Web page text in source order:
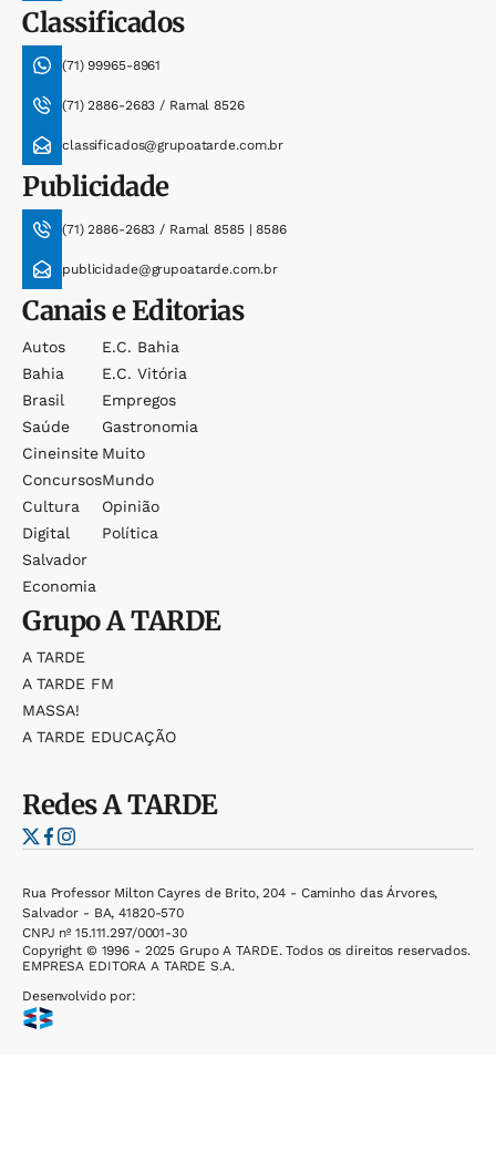
Classificados
(71) 99965-8961
(71) 2886-2683 / Ramal 8526
classificados@grupoatarde.com.br
Publicidade
(71) 2886-2683 / Ramal 8585 | 8586
publicidade@grupoatarde.com.br
Canais e Editorias
Autos
Bahia
Brasil
Saúde
Cineinsite
Concursos
Cultura
Digital
Salvador
Economia
E.c. Bahia
E.c. Vitória
Empregos
Gastronomia
Muito
Mundo
Opinião
Política
GrupoA TARDE
A TARDE
A TARDE FM
MASSA!
A TARDE EDUCAÇÃO
RedesA TARDE
Rua Professor Milton Cayres de Brito, 204 - Caminho das Árvores,
Salvador - BA, 41820-570
CNPJ nº 15.111.297/0001-30
Copyright © 1996 - 2025 Grupo A TARDE. Todos os direitos reservados.
EMPRESA EDITORA A TARDE S.A.
Desenvolvido por: